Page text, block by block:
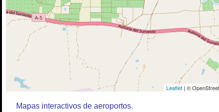
Leaflet | ©
Mapas interactivos de aeroportos.